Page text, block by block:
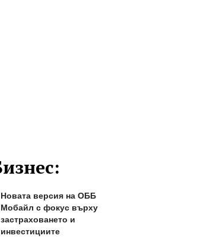
Новата версия на ОББ
Мобайл с фокус върху
застраховането и
инвестициите